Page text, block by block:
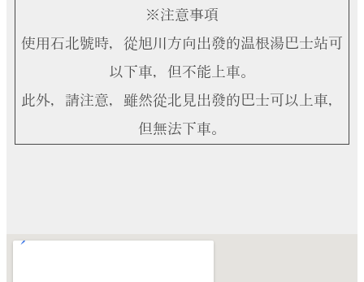
※注意事項
使用石北號時，從旭川方向出發的温根湯巴士站可
以下車，但不能上車。
此外，請注意，雖然從北見出發的巴士可以上車，
但無法下車。